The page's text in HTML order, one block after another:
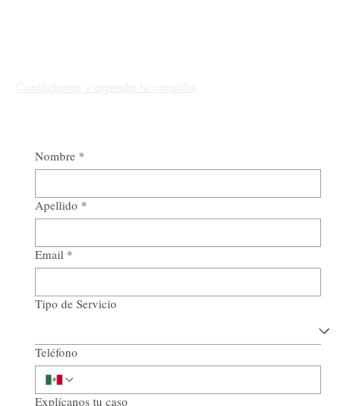
Nombre *
Apellido *
Email *
Tipo de Servicio
Teléfono
Explícanos tu caso